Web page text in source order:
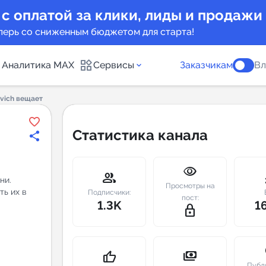
оплатой за клики, лиды и продажи
со сниженным бюджетом для старта!
Аналитика MAX Сервисы
Индекс
Telegram
New
Заказчикам
вещает
их в
Статистика канала
group
Подписчики:
1.3K
visibility
Просмотры на
пост:
lock_outline
thumb_up payments